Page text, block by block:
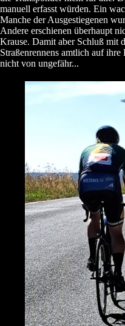
manuell erfasst würden. Ein
Manche der Ausgestiegenen
Andere erschienen überhaupt
Krause. Damit aber Schluß mit
Straßenrennens amtlich auf
nicht von ungefähr...